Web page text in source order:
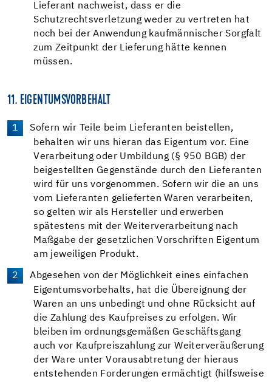
Lieferant nachweist, dass er die
Schutzrechtsverletzung weder zu vertreten hat
noch bei der Anwendung kaufmännischer Sorgfalt
zum Zeitpunkt der Lieferung hätte kennen
müssen.
11. EIGENTUMSVORBEHALT
Sofern wir Teile beim Lieferanten beistellen,
behalten wir uns hieran das Eigentum vor. Eine
Verarbeitung oder Umbildung (§ 950 BGB) der
beigestellten Gegenstände durch den Lieferanten
wird für uns vorgenommen. Sofern wir die an uns
vom Lieferanten gelieferten Waren verarbeiten,
so gelten wir als Hersteller und erwerben
spätestens mit der Weiterverarbeitung nach
Maßgabe der gesetzlichen Vorschriften Eigentum
am jeweiligen Produkt.
Abgesehen von der Möglichkeit eines einfachen
Eigentumsvorbehalts, hat die Übereignung der
Waren an uns unbedingt und ohne Rücksicht auf
die Zahlung des Kaufpreises zu erfolgen. Wir
bleiben im ordnungsgemäßen Geschäftsgang
auch vor Kaufpreiszahlung zur Weiterveräußerung
der Ware unter Vorausabtretung der hieraus
entstehenden Forderungen ermächtigt (hilfsweise